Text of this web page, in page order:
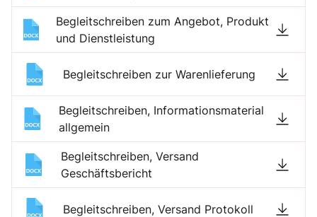
Begleitschreiben zum Angebot, Produkt
und Dienstleistung
Begleitschreiben zur Warenlieferung
Begleitschreiben, Informationsmaterial
allgemein
Begleitschreiben, Versand
Geschäftsbericht
Begleitschreiben, Versand Protokoll